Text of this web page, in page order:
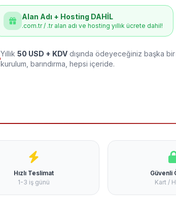
Alan Adı + Hosting DAHİL
.com.tr / .tr alan adı ve hosting yıllık ücrete dahil!
Yıllık 50 USD + KDV dışında ödeyeceğiniz başka
kurulum, barındırma, hepsi içeride.
Hızlı Teslimat
1-3 iş günü
Güvenli
Kart /